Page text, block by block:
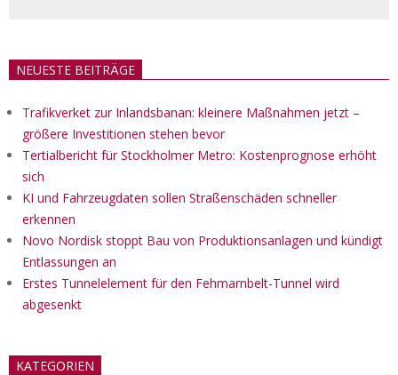
NEUESTE BEITRÄGE
Trafikverket zur Inlandsbanan: kleinere Maßnahmen jetzt –
größere Investitionen stehen bevor
Tertialbericht für Stockholmer Metro: Kostenprognose erhöht
sich
KI und Fahrzeugdaten sollen Straßenschäden schneller
erkennen
Novo Nordisk stoppt Bau von Produktionsanlagen und kündigt
Entlassungen an
Erstes Tunnelelement für den Fehmarnbelt-Tunnel wird
abgesenkt
KATEGORIEN